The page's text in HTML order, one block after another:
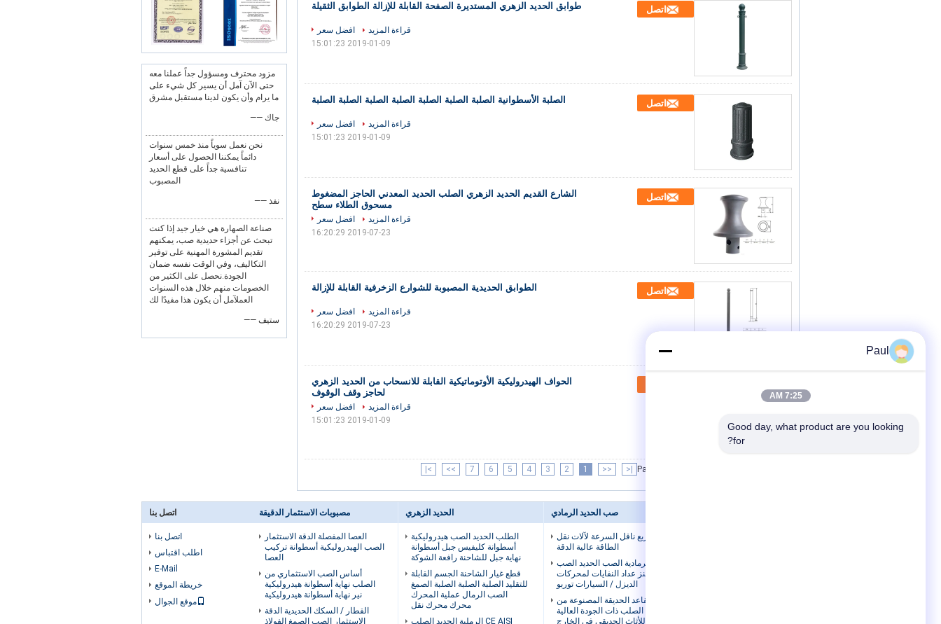
مزود محترف ومسؤول جداً عملنا معه
حتى الآن آمل أن يسير كل شيء على
ما يرام وأن يكون لدينا مستقبل مشرق
—— جاك
نحن نعمل سوياً منذ خمس سنوات
دائماً يمكننا الحصول على أسعار
تنافسية جداً على قطع الحديد
المصبوب
—— نفذ
صناعة الصهارة هي خيار جيد إذا كنت
تبحث عن أجزاء حديدية صب، يمكنهم
تقديم المشورة المهنية على توفير
التكاليف، وفي الوقت نفسه ضمان
الجودة.نحصل على الكثير من
الخصومات منهم خلال هذه السنوات
العملآمل أن يكون هذا مفيدًا لك
—— ستيف
طوابق الحديد الزهري المستديرة الصفحة القابلة للإزالة الطوابق الثقيلة اتصل
قراءة المزيد
افضل سعر
2019-01-09 15:01:23
الصلبة الأسطوانية الصلبة الصلبة الصلبة الصلبة الصلبة الصلبة الصلبة اتصل
قراءة المزيد
افضل سعر
2019-01-09 15:01:23
الشارع القديم الحديد الزهري الصلب الحديد المعدني الحاجز المضغوط
مسحوق الطلاء سطح
اتصل
قراءة المزيد
افضل سعر
2019-07-23 16:20:29
الطوابق الحديدية المصبوبة للشوارع الزخرفية القابلة للإزالة اتصل
قراءة المزيد
افضل سعر
2019-07-23 16:20:29
الحواف الهيدروليكية الأوتوماتيكية القابلة للانسحاب من الحديد الزهري
لحاجز وقف الوقوف
قراءة المزيد
افضل سعر
2019-01-09 15:01:23
Page 1 of 7
|<
<<
1
2
3
4
5
6
7
>>
>|
صب الحديد الرمادي
غطاء مربع ناقل السرعة لآلات نقل
الطاقة عالية الدقة
الصلبة الرمادية الصب الحديد الصب
كومينز عداد النفايات لمحركات
الديزل / السيارات توربو
أقدام مقاعد الحديقة المصنوعة من
الحديد الصلب ذات الجودة العالية
للأثاث الحديقي في الخارج
الحديد الزهري
الطلب الحديد الصب هيدروليكية
أسطوانة كليفيس جبل أسطوانة
نهاية جبل للشاحنة رافعة الشوكة
قطع غيار الشاحنة الجسم القابلة
للتقليد الصلبة الصلبة الصلبة الصمغ
الصب الرمال عملية المحرك
محرك محرك نقل
CE AISI الرملية الحديد الصلب
مصبوبات الاستثمار الدقيقة
العصا المفصلة الدقة الاستثمار
الصب الهيدروليكية أسطوانة تركيب
العصا
أساس الصب الاستثماري من
الصلب نهاية أسطوانة هيدروليكية
نير نهاية أسطوانة هيدروليكية
القطار / السكك الحديدية الدقة
الاستثمار الصب الصمغ الفولاذ
اتصل بنا
اتصل بنا
اطلب اقتباس
E-Mail
خريطة الموقع
موقع الجوال
Paul
7:25 AM
Good day, what product are you looking
for?